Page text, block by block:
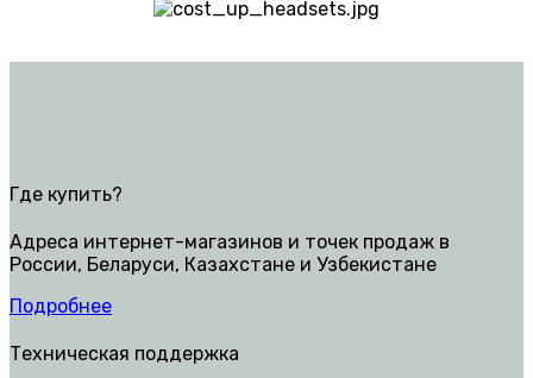
Где купить?
Адреса интернет-магазинов и точек продаж в
России, Беларуси, Казахстане и Узбекистане
Подробнее
Техническая поддержка